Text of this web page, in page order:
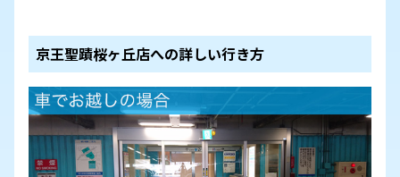
京王聖蹟桜ヶ丘店への詳しい行き方